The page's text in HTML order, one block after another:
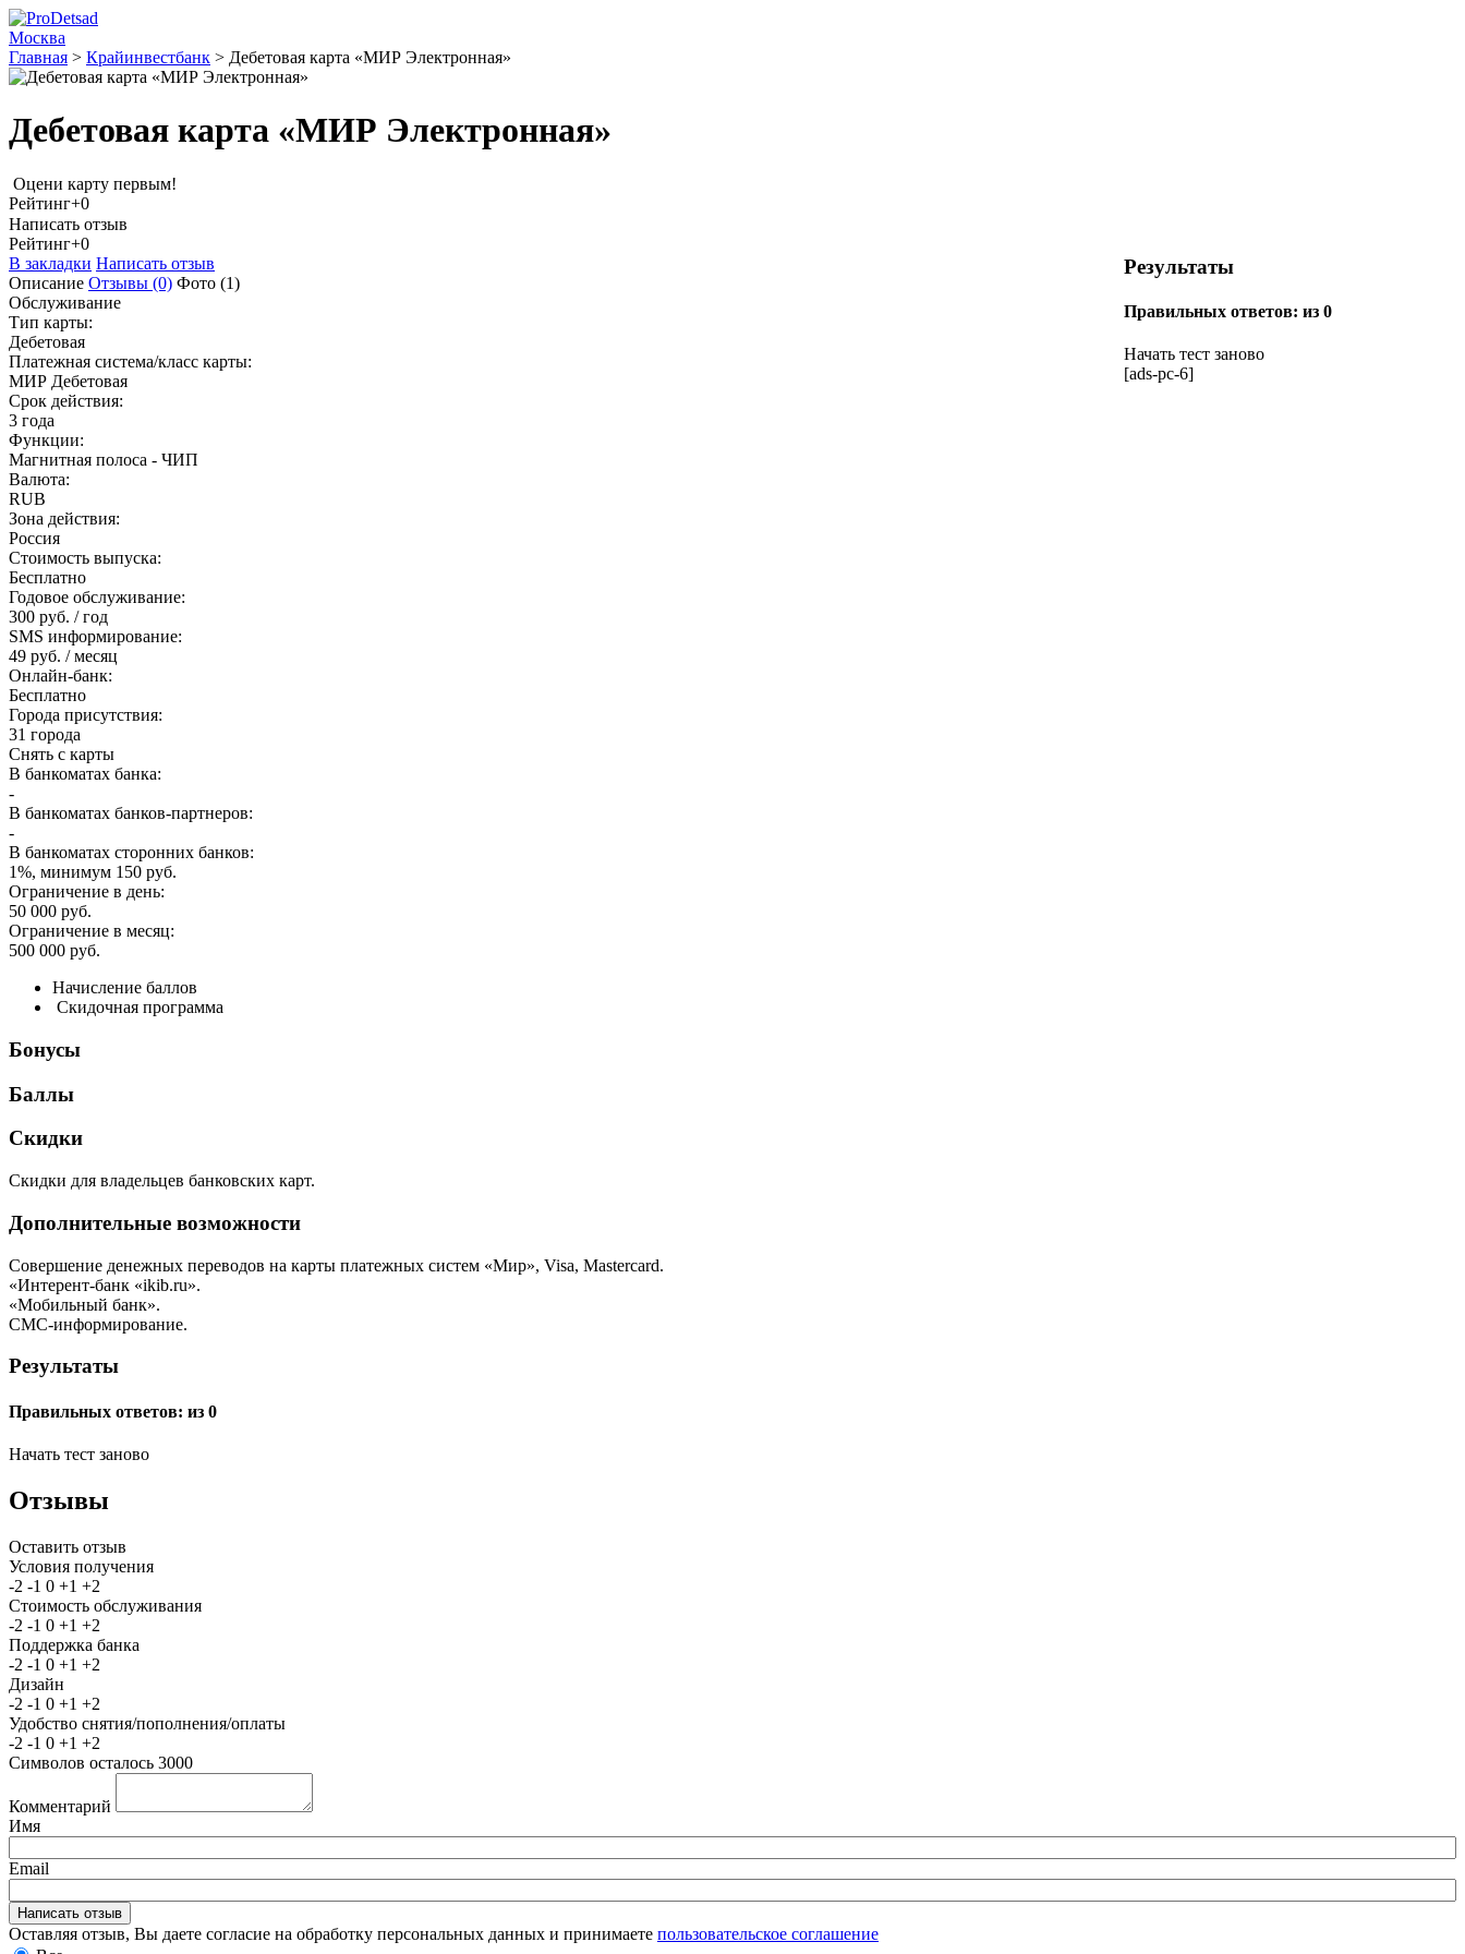
Москва
Главная > Крайинвестбанк > Дебетовая карта «МИР Электронная»
Дебетовая карта «МИР Электронная»
Оцени карту первым!
Рейтинг+0
Написать отзыв
Результаты
Правильных ответов: из 0
Начать тест заново
[ads-pc-6]
Рейтинг+0
В закладки Написать отзыв
Описание Отзывы (0) Фото (1)
Обслуживание
Тип карты:
Дебетовая
Платежная система/класс карты:
МИР Дебетовая
Срок действия:
3 года
Функции:
Магнитная полоса - ЧИП
Валюта:
RUB
Зона действия:
Россия
Стоимость выпуска:
Бесплатно
Годовое обслуживание:
300 руб. / год
SMS информирование:
49 руб. / месяц
Онлайн-банк:
Бесплатно
Города присутствия:
31 города
Снять с карты
В банкоматах банка:
-
В банкоматах банков-партнеров:
-
В банкоматах сторонних банков:
1%, минимум 150 руб.
Ограничение в день:
50 000 руб.
Ограничение в месяц:
500 000 руб.
Начисление баллов
Скидочная программа
Бонусы
Баллы
Скидки
Скидки для владельцев банковских карт.
Дополнительные возможности
Совершение денежных переводов на карты платежных систем «Мир», Visa, Mastercard.
«Интерент-банк «ikib.ru».
«Мобильный банк».
СМС-информирование.
Результаты
Правильных ответов: из 0
Начать тест заново
Отзывы
Оставить отзыв
Условия получения
-2 -1 0 +1 +2
Стоимость обслуживания
-2 -1 0 +1 +2
Поддержка банка
-2 -1 0 +1 +2
Дизайн
-2 -1 0 +1 +2
Удобство снятия/пополнения/оплаты
-2 -1 0 +1 +2
Символов осталось 3000
Комментарий
Имя
Email
Оставляя отзыв, Вы даете согласие на обработку персональных данных и принимаете пользовательское соглашение